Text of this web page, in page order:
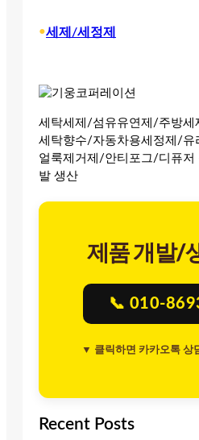
•세제/세정제
세탁세제/섬유유연제/주방세
세탁향수/자동차용세정제/유
얼룩제거제/안티포그/디퓨저
발 생산
제품 개발/
📞 010-
▼ 클릭하면 카카오톡 상
Recent Posts